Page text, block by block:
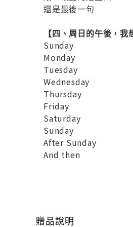
還是最後一句
【四、周日的午後，我
Sunday
Monday
Tuesday
Wednesday
Thursday
Friday
Saturday
Sunday
After Sunday
And then
贈品說明